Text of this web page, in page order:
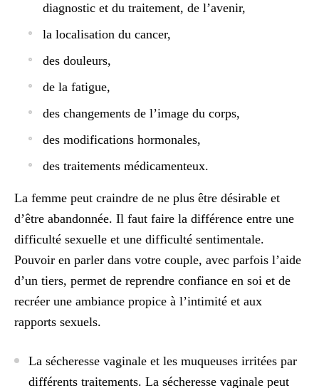
diagnostic et du traitement, de l’avenir,
la localisation du cancer,
des douleurs,
de la fatigue,
des changements de l’image du corps,
des modifications hormonales,
des traitements médicamenteux.
La femme peut craindre de ne plus être désirable et
d’être abandonnée. Il faut faire la différence entre une
difficulté sexuelle et une difficulté sentimentale.
Pouvoir en parler dans votre couple, avec parfois l’aide
d’un tiers, permet de reprendre confiance en soi et de
recréer une ambiance propice à l’intimité et aux
rapports sexuels.
La sécheresse vaginale et les muqueuses irritées par
différents traitements. La sécheresse vaginale peut